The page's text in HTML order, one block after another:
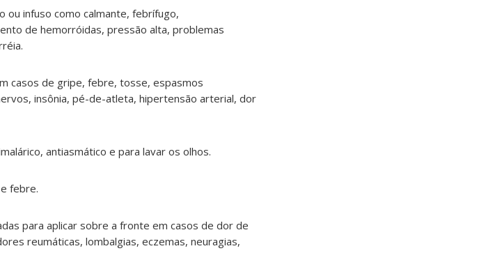
ou infuso como calmante, febrífugo,
de hemorróidas, pressão alta, problemas
casos de gripe, febre, tosse, espasmos
insônia, pé-de-atleta, hipertensão arterial, dor
antiasmático e para lavar os olhos.
febre.
para aplicar sobre a fronte em casos de dor de
reumáticas, lombalgias, eczemas, neuragias,